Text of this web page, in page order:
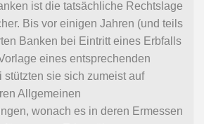
ist die tatsächliche Rechtslage
Bis vor einigen Jahren (und teils
Banken bei Eintritt eines Erbfalls
eines entsprechenden
stützten sie sich zumeist auf
Allgemeinen
wonach es in deren Ermessen